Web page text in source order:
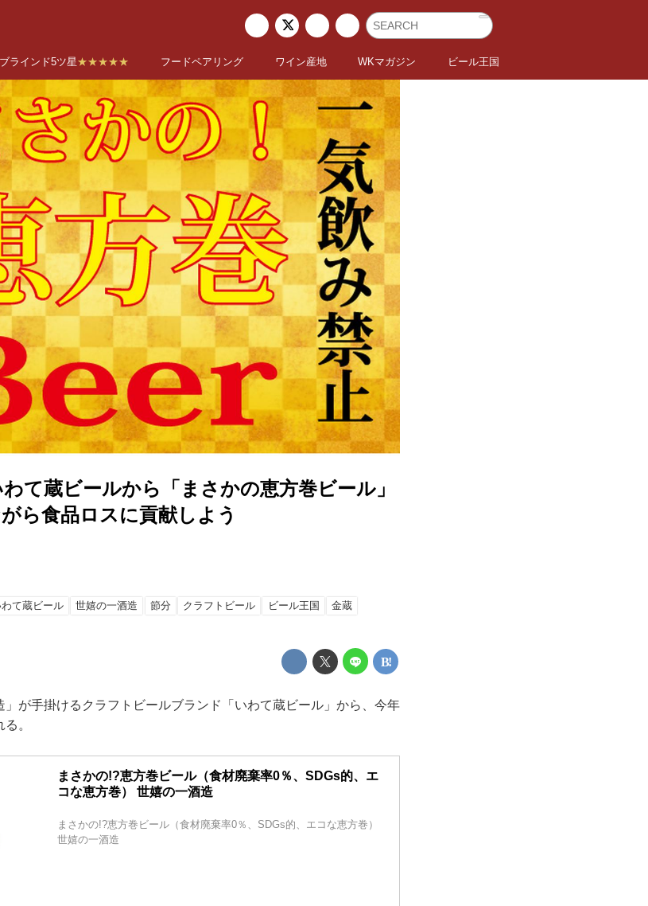
ブラインド5ツ星★★★★★ フードペアリング ワイン産地 WKマガジン ビール王国
わて蔵ビールから「まさかの恵方巻ビール」
ら食品ロスに貢献しよう
わて蔵ビール 世嬉の一酒造 節分 クラフトビール ビール王国
金蔵
が手掛けるクラフトビールブランド「いわて蔵ビール」から、今年
。
まさかの!?恵方巻ビール（食材廃棄率0％、SDGs的、エ
コな恵方巻） 世嬉の一酒造
まさかの!?恵方巻ビール（食材廃棄率0％、SDGs的、エコな恵方巻）
世嬉の一酒造